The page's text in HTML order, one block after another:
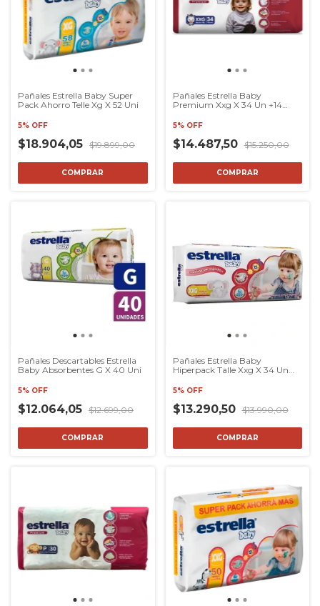
Pañales Estrella Baby Super
Pack Ahorro Telle Xg X 52 Uni
5% OFF
$18.904,05 $19.899,00
COMPRAR
Pañales Estrella Baby
Premium Xxg X 34 Un +14
5% OFF
$14.487,50 $15.250,00
COMPRAR
Pañales Descartables Estrella
Baby Absorbentes G X 40 Uni
5% OFF
$12.064,05 $12.699,00
COMPRAR
Pañales Estrella Baby
Hiperpack Talle Xxg X 34 Un
Género
5% OFF
$13.290,50 $13.990,00
COMPRAR